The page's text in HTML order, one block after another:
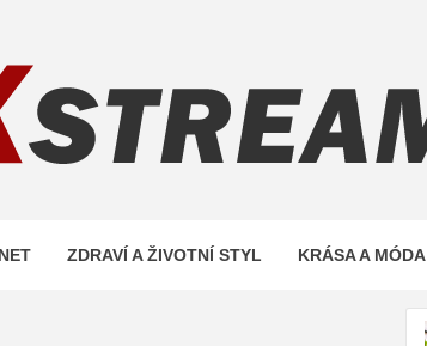
ZDRAVÍ A ŽIVOTNÍ STYL KRÁSA A MÓDA